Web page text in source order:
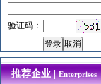
验证码：
推荐企业 |Enterprises